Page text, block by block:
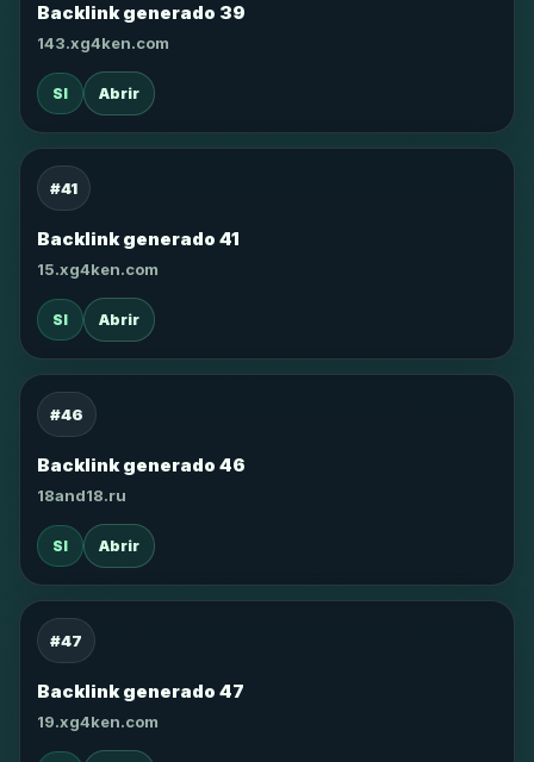
Backlink generado 39
143.xg4ken.com
SI Abrir
#41
Backlink generado 41
15.xg4ken.com
SI Abrir
#46
Backlink generado 46
18and18.ru
SI Abrir
#47
Backlink generado 47
19.xg4ken.com